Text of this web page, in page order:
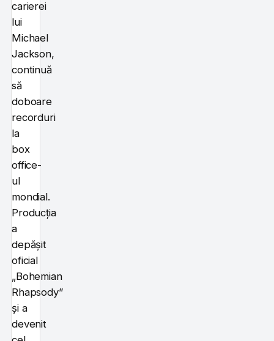
carierei
lui
Michael
Jackson,
continuă
să
doboare
recorduri
la
box
office-
ul
mondial.
Producția
a
depășit
oficial
„Bohemian
Rhapsody”
și a
devenit